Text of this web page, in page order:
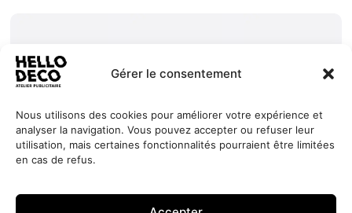
Gérer le consentement
Nous utilisons des cookies pour améliorer votre expérience et
analyser la navigation. Vous pouvez accepter ou refuser leur
utilisation, mais certaines fonctionnalités pourraient être limitées
en cas de refus.
Services
Réalisations
Nos
engagements
+352 27
44 99 88
HELLO
DECO
L-8552